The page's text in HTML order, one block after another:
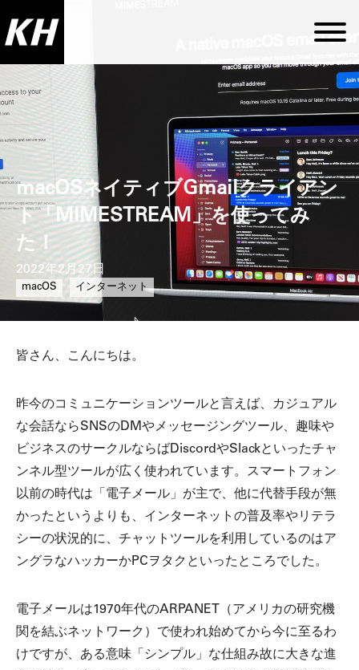
macOSネイティブGmailクライアン
ト「MIMESTREAM」を使ってみ
た！
2022年2月27日
macOS インターネット
皆さん、こんにちは。
昨今のコミュニケーションツールと言えば、カジュアル
な会話ならSNSのDMやメッセージングツール、趣味や
ビジネスのサークルならばDiscordやSlackといったチャ
ンネル型ツールが広く使われています。スマートフォン
以前の時代は「電子メール」が主で、他に代替手段が無
かったというよりも、インターネットの普及率やリテラ
シーの状況的に、チャットツールを利用しているのはア
ングラなハッカーかPCヲタクといったところでした。
電子メールは1970年代のARPANET（アメリカの研究機
関を結ぶネットワーク）で使われ始めてから今に至るわ
けですが、ある意味「シンプル」な仕組み故に大きな進